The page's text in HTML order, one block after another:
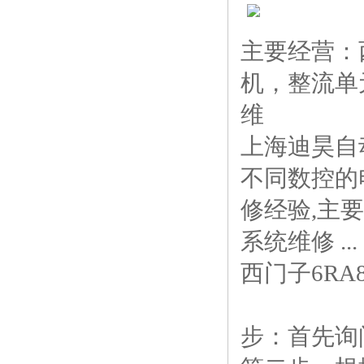
主要经营
机，整流
维
上海迪昊
不同数控
修经验,主
系统维修 ...
西门子
步：首先